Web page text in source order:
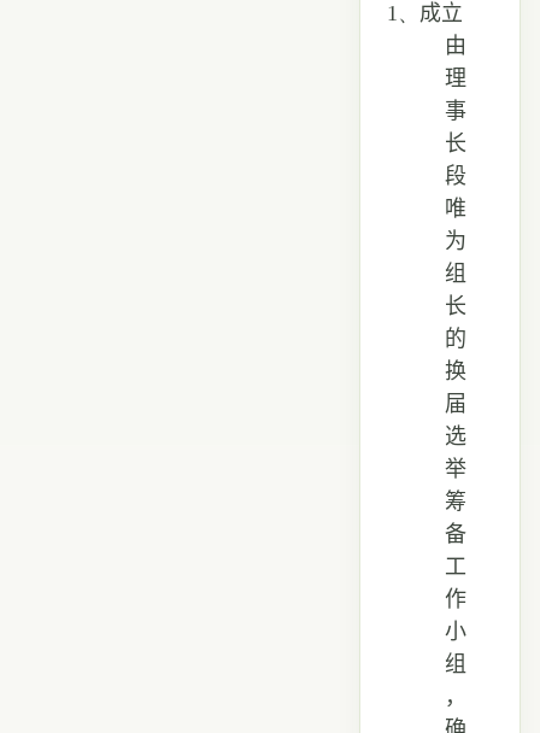
1、 成立
由
理
事
长
段
唯
为
组
长
的
换
届
选
举
筹
备
工
作
小
组
，